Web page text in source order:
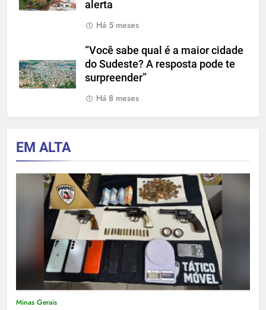
alerta
Há 5 meses
“Você sabe qual é a maior cidade
do Sudeste? A resposta pode te
surpreender”
Há 8 meses
EM ALTA
Minas Gerais